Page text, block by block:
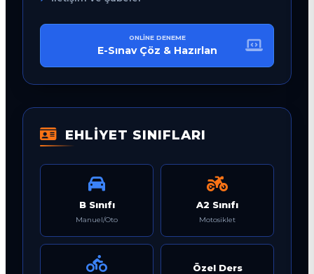
ONLINE DENEME
E-Sınav Çöz & Hazırlan
EHLİYET SINIFLARI
B Sınıfı
Manuel/Oto
A2 Sınıfı
Motosiklet
Özel Ders